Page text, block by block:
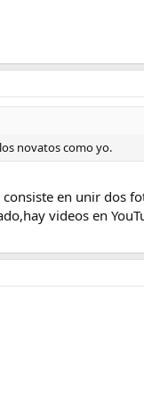
novatos como yo.
en unir dos
videos en